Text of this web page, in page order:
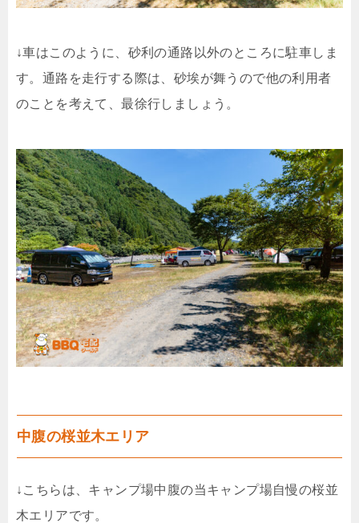
↓車はこのように、砂利の通路以外のところに駐車しま
す。通路を走行する際は、砂埃が舞うので他の利用者
のことを考えて、最徐行しましょう。
中腹の桜並木エリア
↓こちらは、キャンプ場中腹の当キャンプ場自慢の桜並
木エリアです。